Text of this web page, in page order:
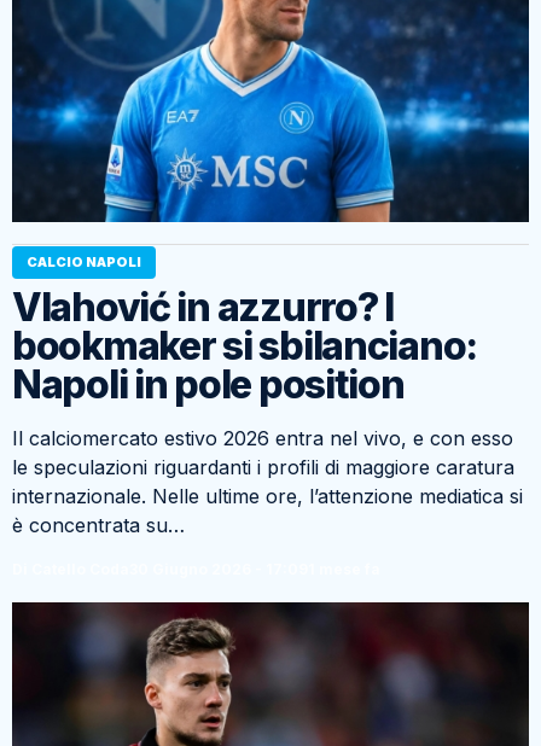
CALCIO NAPOLI
Vlahović in azzurro? I
bookmaker si sbilanciano:
Napoli in pole position
Il calciomercato estivo 2026 entra nel vivo, e con esso
le speculazioni riguardanti i profili di maggiore caratura
internazionale. Nelle ultime ore, l’attenzione mediatica si
è concentrata su…